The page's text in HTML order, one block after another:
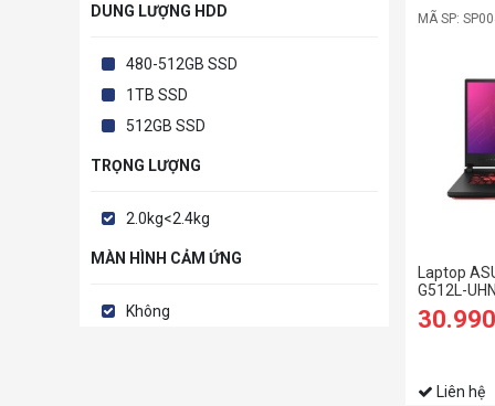
DUNG LƯỢNG HDD
480-512GB SSD
1TB SSD
512GB SSD
TRỌNG LƯỢNG
2.0kg<2.4kg
MÀN HÌNH CẢM ỨNG
Không
MÃ SP:
Laptop
G512L-
10750H/
SSD/15.6
Liên hệ